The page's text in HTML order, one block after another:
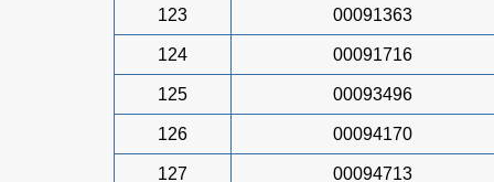
123 00091363
124 00091716
125 00093496
126 00094170
127 00094713